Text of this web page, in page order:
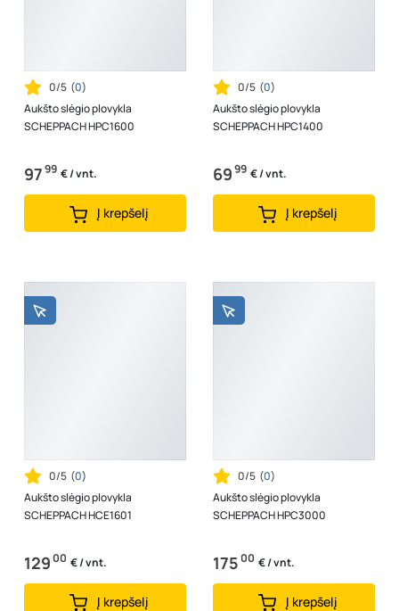
0/5 (0)
Aukšto slėgio plovykla
SCHEPPACH HPC1600
9799 € / vnt.
Į krepšelį
0/5 (0)
Aukšto slėgio plovykla
SCHEPPACH HPC1400
6999 € / vnt.
Į krepšelį
0/5 (0)
Aukšto slėgio plovykla
SCHEPPACH HCE1601
12900 € / vnt.
Į krepšelį
0/5 (0)
Aukšto slėgio plovykla
SCHEPPACH HPC3000
17500 € / vnt.
Į krepšelį